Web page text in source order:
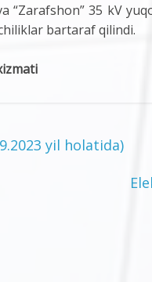
va “Zarafshon” 35 kV
bartaraf qilindi.
yil holatida)